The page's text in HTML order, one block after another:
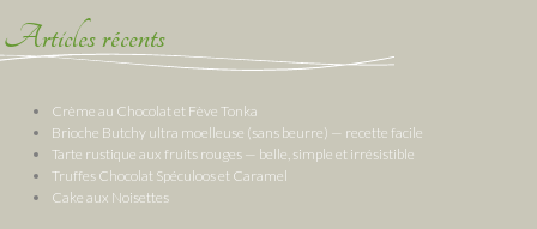
Articles récents
Crème au Chocolat et Fève Tonka
Brioche Butchy ultra moelleuse (sans beurre) — recette facile
Tarte rustique aux fruits rouges — belle, simple et irrésistible
Truffes Chocolat Spéculoos et Caramel
Cake aux Noisettes